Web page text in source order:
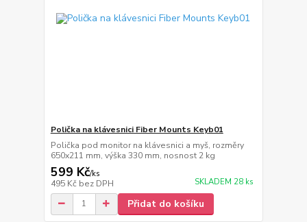
Polička na klávesnici Fiber Mounts Keyb01
Polička pod monitor na klávesnici a myš, rozměry
650x211 mm, výška 330 mm, nosnost 2 kg
599 Kč/ks
495 Kč bez DPH SKLADEM 28 ks
Přidat do košíku